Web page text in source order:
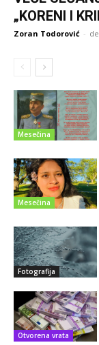
„KORENI I
Zoran Todorović -
Mesečina
Mesečina
Fotografija
Otvorena vrata